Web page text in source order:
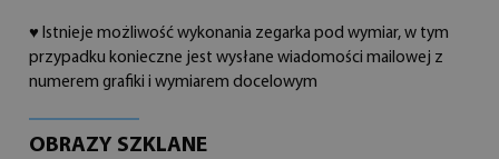
♥ Istnieje możliwość wykonania zegarka pod wymiar, w tym
przypadku konieczne jest wysłane wiadomości mailowej z
numerem grafiki i wymiarem docelowym
OBRAZY SZKLANE